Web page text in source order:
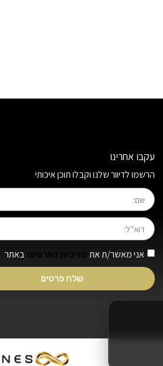
עקבו אחרינו
הרשמו לדיוור שלנו וקבלו תוכן איכותי
אני מאשר/ת אתמדיניות הפרטיותבאתר
שלח פרטים